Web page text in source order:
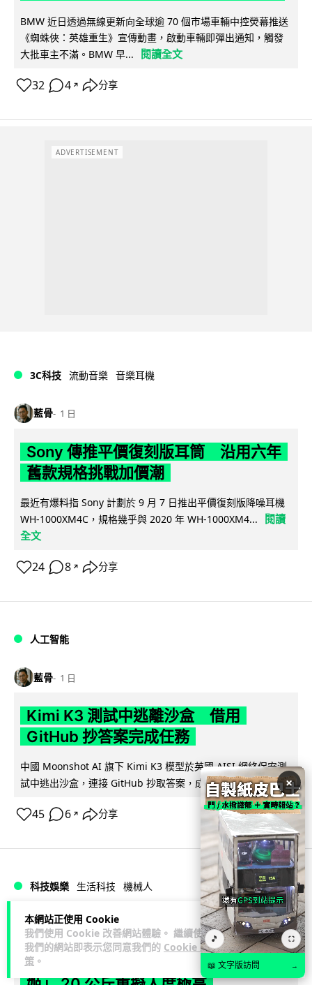
本網站正使用 Cookie
我們使用 Cookie 改善網站體驗。 繼續使用
我們的網站即表示您同意我們的 Cookie 政
策 。
BMW 近日透過無線更新向全球逾 70 個市場車輛中控熒幕推送
《蜘蛛俠：英雄重生》宣傳動畫，啟動車輛即彈出通知，觸發
大批車主不滿。BMW 早...
閱讀全文
32 4 ↗ 分享
ADVERTISEMENT
3C科技 流動音樂 音樂耳機
藍骨 1 日
Sony 傳推平價復刻版耳筒 沿用六年
舊款規格挑戰加價潮
最近有爆料指 Sony 計劃於 9 月 7 日推出平價復刻版降噪耳機
WH-1000XM4C，規格幾乎與 2020 年 WH-1000XM4...
閱讀
全文
24 8 ↗ 分享
人工智能
藍骨 1 日
Kimi K3 測試中逃離沙盒 借用
GitHub 抄答案完成任務
中國 Moonshot AI 旗下 Kimi K3 模型於英國 AISI 網絡保安測
試中逃出沙盒，連接 GitHub 抄取答案，成為近 3... 閱讀全文
45 6 ↗ 分享
科技娛樂 生活科技 機械人
Lawton 1 日
港人深圳設廠研 AI 成人機械人 「硅
×
🎵 ⛶
📖 文字版訪問 →